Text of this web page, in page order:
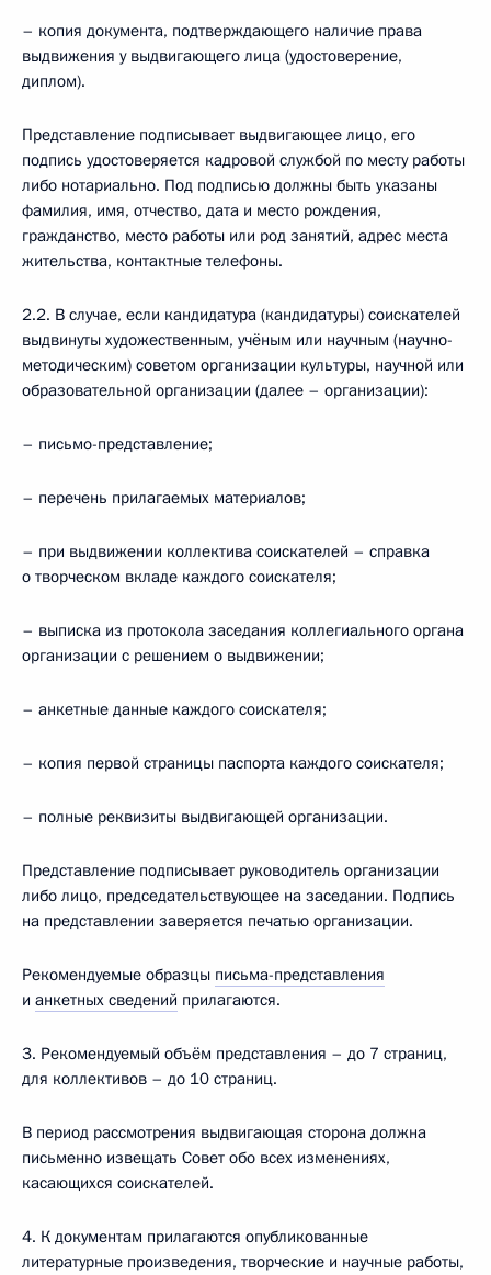
– копия документа, подтверждающего наличие права
выдвижения у выдвигающего лица (удостоверение,
диплом).
Представление подписывает выдвигающее лицо, его
подпись удостоверяется кадровой службой по месту работы
либо нотариально. Под подписью должны быть указаны
фамилия, имя, отчество, дата и место рождения,
гражданство, место работы или род занятий, адрес места
жительства, контактные телефоны.
2.2. В случае, если кандидатура (кандидатуры) соискателей
выдвинуты художественным, учёным или научным (научно-
методическим) советом организации культуры, научной или
образовательной организации (далее – организации):
– письмо-представление;
– перечень прилагаемых материалов;
– при выдвижении коллектива соискателей – справка
о творческом вкладе каждого соискателя;
– выписка из протокола заседания коллегиального органа
организации с решением о выдвижении;
– анкетные данные каждого соискателя;
– копия первой страницы паспорта каждого соискателя;
– полные реквизиты выдвигающей организации.
Представление подписывает руководитель организации
либо лицо, председательствующее на заседании. Подпись
на представлении заверяется печатью организации.
Рекомендуемые образцы письма-представления
и анкетных сведений прилагаются.
3. Рекомендуемый объём представления – до 7 страниц,
для коллективов – до 10 страниц.
В период рассмотрения выдвигающая сторона должна
письменно извещать Совет обо всех изменениях,
касающихся соискателей.
4. К документам прилагаются опубликованные
литературные произведения, творческие и научные работы,